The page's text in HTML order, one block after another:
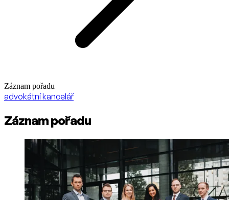
Záznam pořadu
advokátní kancelář
Záznam pořadu